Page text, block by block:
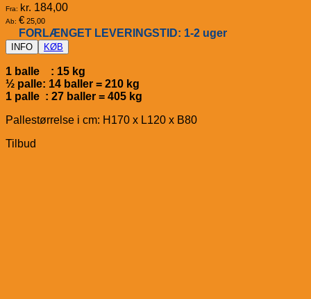
Fra: kr. 184,00
Ab: € 25,00
FORLÆNGET LEVERINGSTID: 1-2 uger
INFO KØB
1 balle : 15 kg
½ palle: 14 baller = 210 kg
1 palle : 27 baller = 405 kg
Pallestørrelse i cm: H170 x L120 x B80
Tilbud